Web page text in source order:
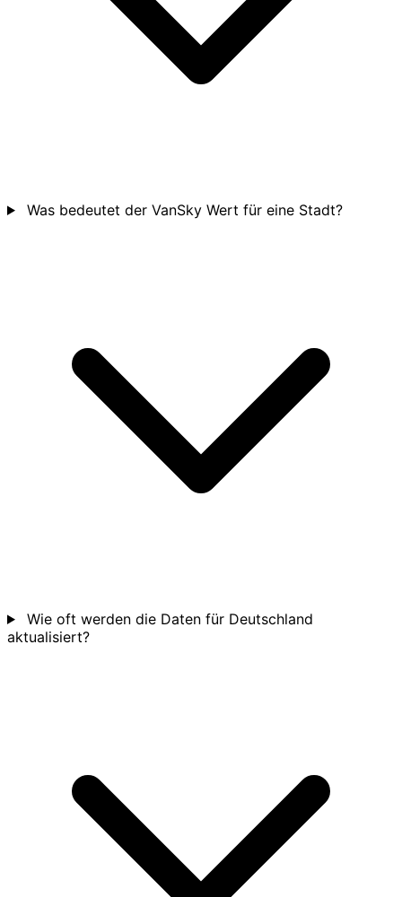
Was bedeutet der VanSky Wert für eine Stadt?
Wie oft werden die Daten für Deutschland
aktualisiert?